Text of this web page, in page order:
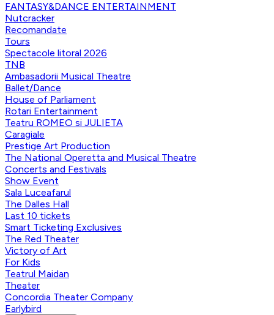
FANTASY&DANCE ENTERTAINMENT
Nutcracker
Recomandate
Tours
Spectacole litoral 2026
TNB
Ambasadorii Musical Theatre
Ballet/Dance
House of Parliament
Rotari Entertainment
Teatru ROMEO si JULIETA
Caragiale
Prestige Art Production
The National Operetta and Musical Theatre
Concerts and Festivals
Show Event
Sala Luceafarul
The Dalles Hall
Last 10 tickets
Smart Ticketing Exclusives
The Red Theater
Victory of Art
For Kids
Teatrul Maidan
Theater
Concordia Theater Company
Earlybird